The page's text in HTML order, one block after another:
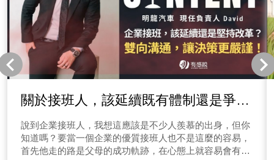
關於接班人，該延續既有體制還是爭取
革新呢？明龍汽車David來分享！
說到企業接班人，我想這應該是不少人羨慕的出身，但你
知道嗎？要當一個企業的優質接班人也不是這麼的容易，
首先他走的路是父母的成功軌跡，在心態上就容易會有一